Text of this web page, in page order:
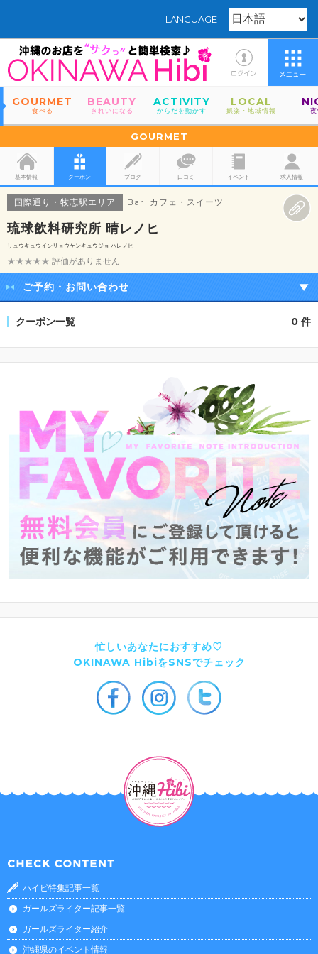
LANGUAGE
GOURMET
食べる
BEAUTY
きれいになる
ACTIVITY
からだを動かす
LOCAL
娯楽・地域情報
GOURMET
基本情報 クーポン ブログ 口コミ イベント 求人情報
国際通り・牧志駅エリア Bar カフェ・スイーツ
琉球飲料研究所 晴レノヒ
リュウキュウインリョウケンキュウジョ ハレノヒ
★★★★★ 評価がありません
ご予約・お問い合わせ
クーポン一覧 0 件
忙しいあなたにおすすめ♡
OKINAWA HibiをSNSでチェック
ハイビ特集記事一覧
ガールズライター記事一覧
ガールズライター紹介
沖縄県のイベント情報